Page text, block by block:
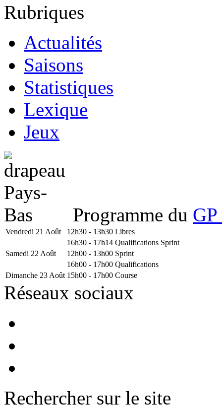
Rubriques
Actualités
Saisons
Statistiques
Lexique
Jeux
Programme du
Vendredi 21 Août 12h30 - 13h30 Libres
16h30 - 17h14 Qualifications Sprint
Samedi 22 Août
12h00 - 13h00 Sprint
16h00 - 17h00 Qualifications
Dimanche 23 Août 15h00 - 17h00 Course
Réseaux sociaux
Rechercher sur le site